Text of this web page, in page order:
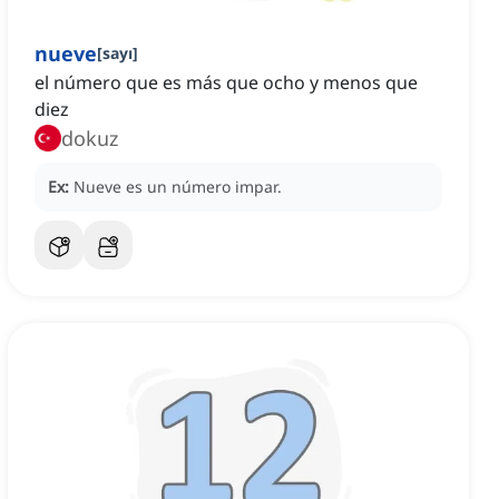
nueve[sayı]
el número que es más que ocho y menos que
diez
dokuz
Ex: Nueve es un número impar.